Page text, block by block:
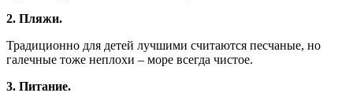
2. Пляжи.
Традиционно для детей лучшими считаются песчаные, но
галечные тоже неплохи – море всегда чистое.
3. Питание.